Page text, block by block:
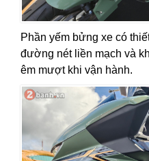
Phần yếm bửng xe có
đường nét liền mạch và
êm mượt khi vận hành.